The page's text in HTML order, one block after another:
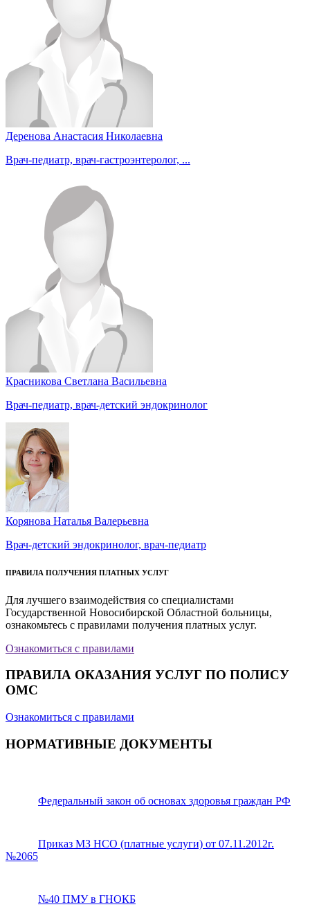
Деренова Анастасия Николаевна
Врач-педиатр, врач-гастроэнтеролог, ...
Красникова Светлана Васильевна
Врач-педиатр, врач-детский эндокринолог
Корянова Наталья Валерьевна
Врач-детский эндокринолог, врач-педиатр
ПРАВИЛА ПОЛУЧЕНИЯ ПЛАТНЫХ УСЛУГ
Для лучшего взаимодействия со специалистами
Государственной Новосибирской Областной больницы,
ознакомьтесь с правилами получения платных услуг.
Ознакомиться с правилами
ПРАВИЛА ОКАЗАНИЯ УСЛУГ ПО ПОЛИСУ
ОМС
Ознакомиться с правилами
НОРМАТИВНЫЕ ДОКУМЕНТЫ
Федеральный закон об основах здоровья граждан РФ
Приказ МЗ НСО (платные услуги) от 07.11.2012г.
№2065
№40 ПМУ в ГНОКБ